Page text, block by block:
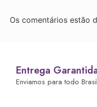
Os comentários estão
Entrega
Enviamos para todo Brasil